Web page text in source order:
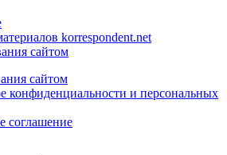
korrespondent.net
сайтом
сайтом
конфиденциальности и персональных
соглашение